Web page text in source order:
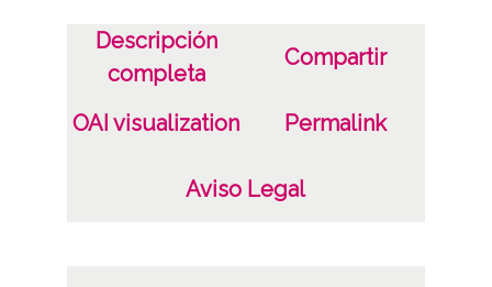
Signatura anterior: Caja 3, rollo E-9 Signatura
antigua: 20 (1960-1961) Signatura copias:
Carpeta 247 - Positivos 35948 a 35951
Licencia de las imágenes
Descripción
completa
Compartir
OAI visualization Permalink
Aviso Legal